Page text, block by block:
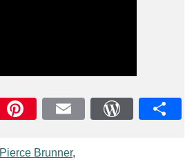
Pierce Brunner,